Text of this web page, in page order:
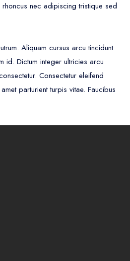
nec adipiscing tristique sed
Aliquam cursus arcu tincidunt
id. Dictum integer ultricies arcu
Consectetur eleifend
parturient turpis vitae. Faucibus